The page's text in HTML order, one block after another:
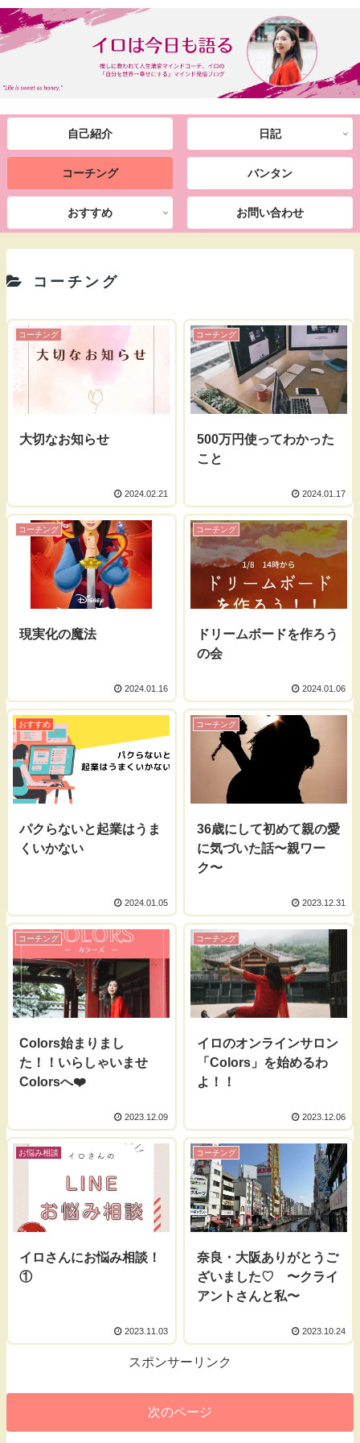
自己紹介 日記
コーチング バンタン
おすすめ お問い合わせ
コーチング
コーチング
大切なお知らせ
2024.02.21
コーチング
500万円使ってわかった
こと
2024.01.17
コーチング
現実化の魔法
2024.01.16
コーチング
ドリームボードを作ろう
の会
2024.01.06
おすすめ
パクらないと起業はうま
くいかない
2024.01.05
コーチング
36歳にして初めて親の愛
に気づいた話〜親ワー
ク〜
2023.12.31
コーチング
Colors始まりまし
た！！いらしゃいませ
Colorsへ❤️
2023.12.09
コーチング
イロのオンラインサロン
「Colors」を始めるわ
よ！！
2023.12.06
お悩み相談
イロさんにお悩み相談！
①
2023.11.03
コーチング
奈良・大阪ありがとうご
ざいました♡ 〜クライ
アントさんと私〜
2023.10.24
スポンサーリンク
次のページ